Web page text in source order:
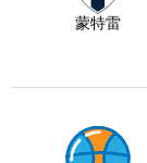
蒙特雷